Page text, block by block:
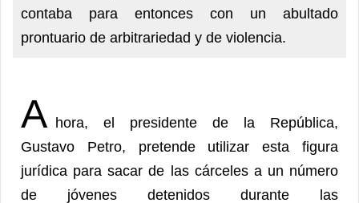
contaba para entonces con un abultado
prontuario de arbitrariedad y de violencia.
A hora, el presidente de la República,
Gustavo Petro, pretende utilizar esta figura
jurídica para sacar de las cárceles a un número
de jóvenes detenidos durante las